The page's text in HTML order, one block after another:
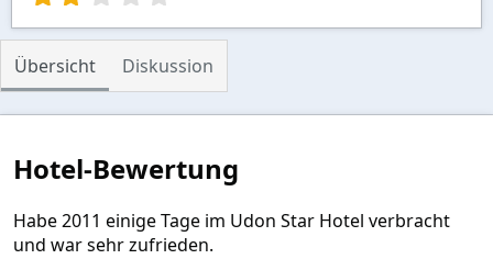
0
0
S
t
e
n
(
)
Übersicht Diskussion
Hotel-Bewertung
Habe 2011 einige Tage im Udon Star Hotel verbracht
und war sehr zufrieden.